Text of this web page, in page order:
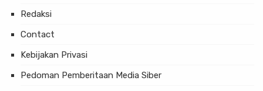
Redaksi
Contact
Kebijakan Privasi
Pedoman Pemberitaan Media Siber